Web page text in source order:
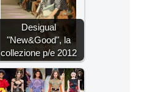
Desigual
"New&Good", la
collezione p/e 2012